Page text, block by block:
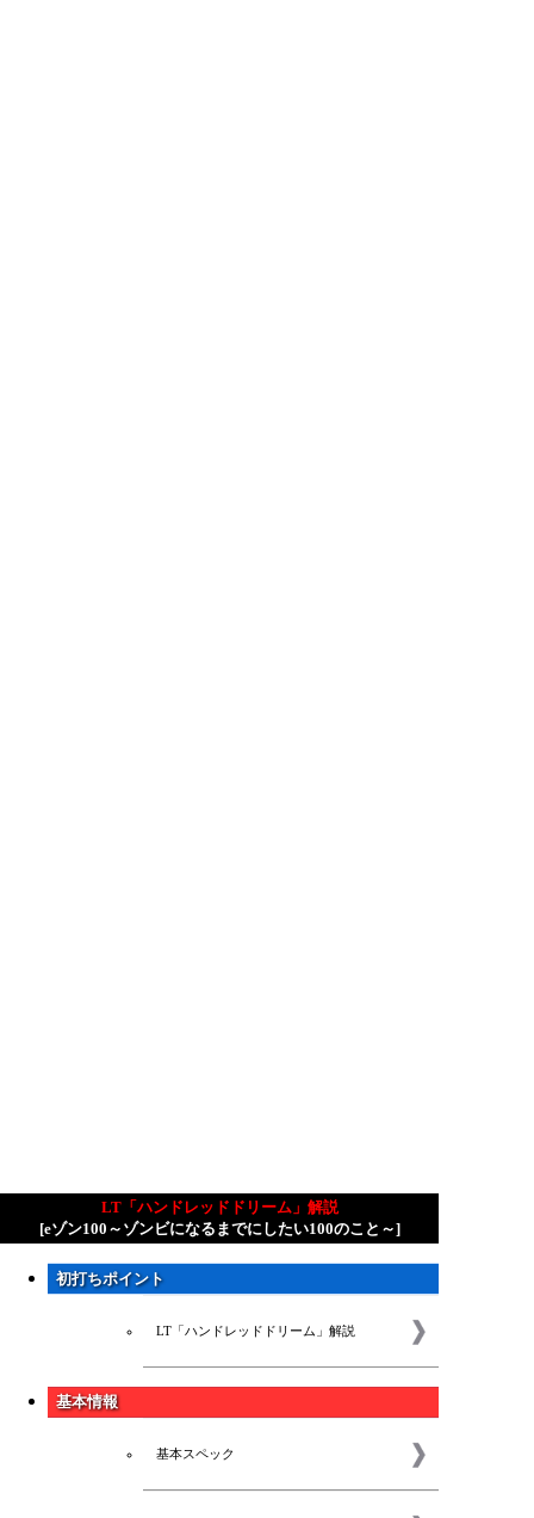
LT「ハンドレッドドリーム」解説
[eゾン100～ゾンビになるまでにしたい100のこと～]
初打ちポイント
LT「ハンドレッドドリーム」解説
基本情報
基本スペック